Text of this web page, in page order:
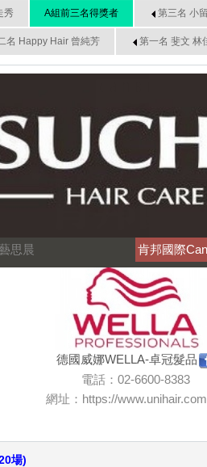
秀 A組前三名得獎者 第三名 小
名 Happy Hair 曾純芳 第一名 斐文 林
思晨 肯邦國際
德國威娜WELLA-卓冠髮品
電話：02-6600-8383
網址： https://
場)